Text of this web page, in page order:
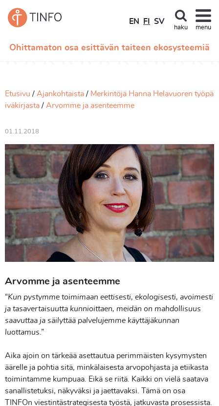
Ohittamaton osa esittävän taiteen ekosysteemiä
EN FI SV
haku menu
Etusivu Ajankohtaista
Merkintöjä Hanna Helavuoren työpä
iväkirjasta
Arvomme ja asenteemme
01.11.2018
Arvomme ja asenteemme
“Kun pystymme toimimaan eettisesti, ekologisesti, avoimesti
ja tasavertaisuutta kunnioittaen, meidän on mahdollisuus
saavuttaa ja säilyttää palvelujemme käyttäjäkunnan
luottamus .”
Aika ajoin on tärkeää asettautua perimmäisten kysymysten
äärelle ja pohtia sitä, minkälaisesta arvopohjasta ja etiikasta
toimintamme kumpuaa. Eikä se riitä. Kaikki on vielä saatava
sanallistetuksi, näkyväksi ja jaettavaksi. Tämä on osa
TINFOn viestintästrategisesta työstä, jatkuvasta prosessista.